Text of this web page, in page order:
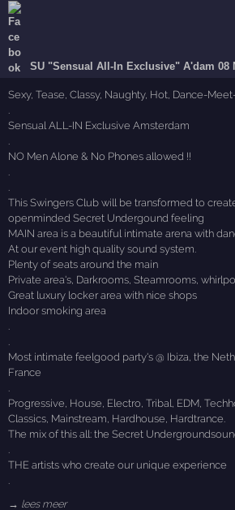
SU "Sensual All-In Exclusive" A'dam 08
Sexy, Tease, Classy, Naughty, Hot, Dance-
Sensual ALL-IN Exclusive Amsterdam
NO Men Alone & No Phones allowed !!
This Swingers Club will be transformed to
openminded Secret Undergound feeling
MAIN area is a beautiful intimate arena with
At our event high quality sound system.
Plenty of seats around the main
Private area's, Darkrooms, Steamrooms,
Great luxury locker area with nice shops
Indoor smoking area
Most intimate feelgood party's @ Ibiza, the
France
Progressive, House, Electro, Tribal, EDM,
Classics, Mainstream, Hardhouse, Hardtrance.
The mix of this all: the Secret
THE artists who create our unique experience
→ lees meer